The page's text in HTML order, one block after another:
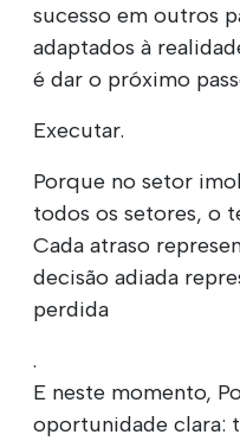
sucesso em outros
adaptados à
é dar o próximo
Executar.
Porque no setor
todos os setores, o
Cada atraso
decisão adiada
perdida
.
E neste momento,
oportunidade clara: